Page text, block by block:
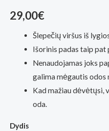
29,00€
Šlepečių viršus iš
Išorinis padas taip pat
Nenaudojamas joks
galima mėgautis odos
Kad mažiau dėvėtųsi,
oda.
Dydis